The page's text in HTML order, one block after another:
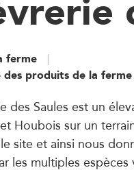
ferme
produits de la
des Saules est un
Houbois sur un
site et ainsi nous
les multiples